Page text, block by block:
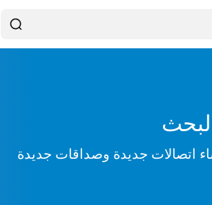
اتصالات جديدة وصداقات جديدة